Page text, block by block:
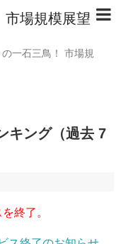
場規模展望
一石三鳥！ 市場規
キング（過去 7
終了。